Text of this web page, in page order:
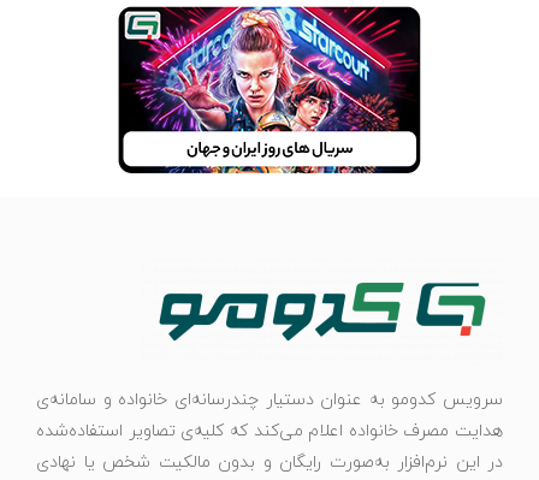
سرویس کدومو به عنوان دستیار چندرسانه‌ای خانواده و سامانه‌ی
هدایت مصرف خانواده اعلام می‌کند که کلیه‌ی تصاویر استفاده‌شده
در این نرم‌افزار به‌صورت رایگان و بدون مالکیت شخص یا نهادی